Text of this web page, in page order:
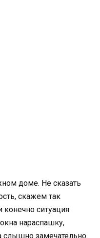
доме. Не сказать
скажем так
ситуация
нараспашку,
замечательно.